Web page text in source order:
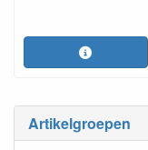
Artikelgroepen